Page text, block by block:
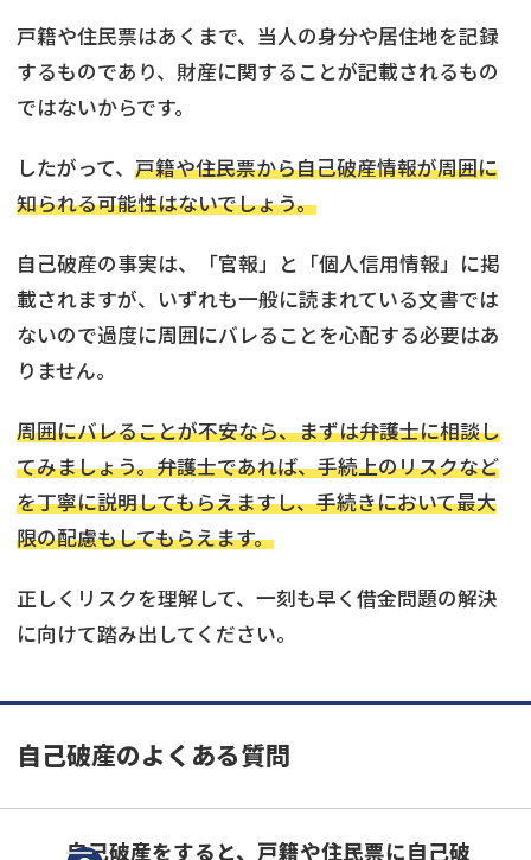
戸籍や住民票はあくまで、当人の身分や居住地を記録
するものであり、財産に関することが記載されるもの
ではないからです。
したがって、 戸籍や住民票から自己破産情報が周囲に
知られる可能性はないでしょう。
自己破産の事実は、「官報」と「個人信用情報」に掲
載されますが、いずれも一般に読まれている文書では
ないので過度に周囲にバレることを心配する必要はあ
りません。
周囲にバレることが不安なら、まずは弁護士に相談し
てみましょう。弁護士であれば、手続上のリスクなど
を丁寧に説明してもらえますし、手続きにおいて最大
限の配慮もしてもらえます。
正しくリスクを理解して、一刻も早く借金問題の解決
に向けて踏み出してください。
自己破産のよくある質問
自己破産をすると、戸籍や住民票に自己破